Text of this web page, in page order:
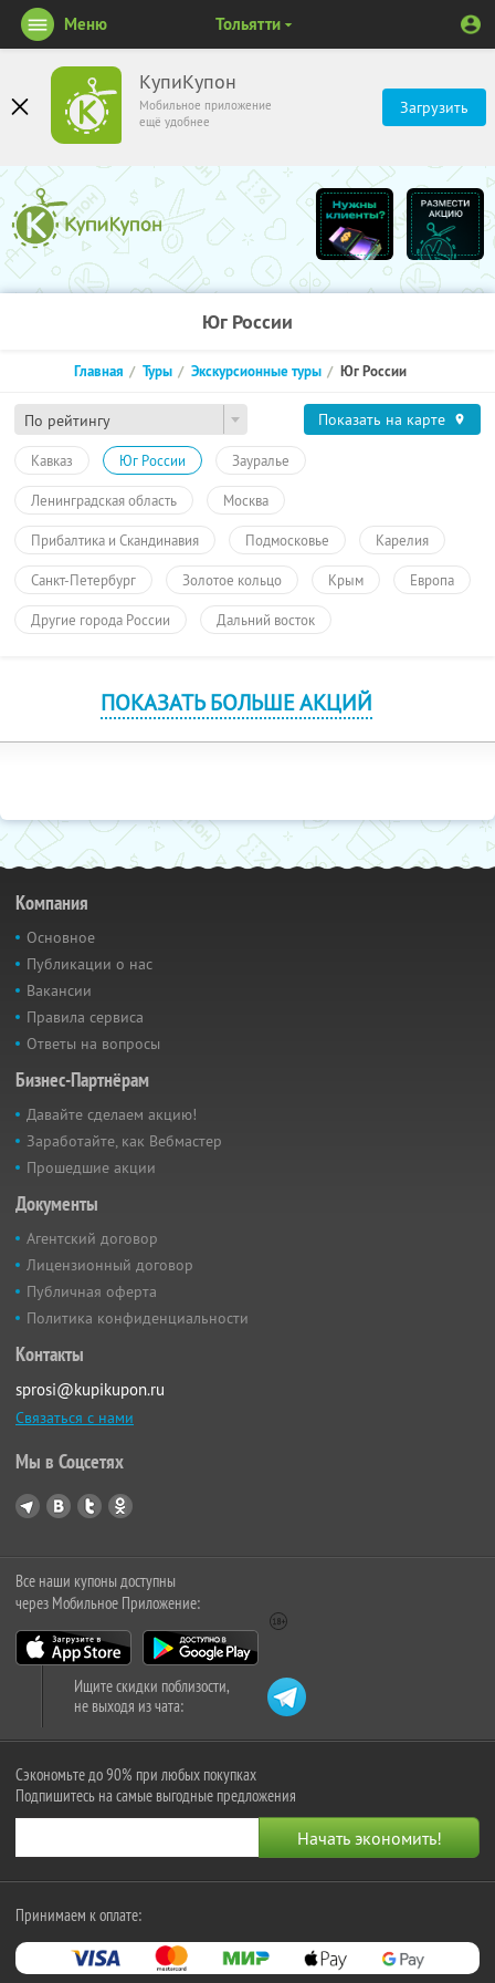
КупиКупон
Мобильное приложение
ещё удобнее
Загрузить
Меню Тольятти
Юг России
По рейтингу
Главная Туры Экскурсионные туры Юг России
Показать на карте
Кавказ Юг России Зауралье
Ленинградская область Москва
Прибалтика и Скандинавия Подмосковье Карелия
Санкт-Петербург Золотое кольцо Крым Европа
Другие города России Дальний восток
ПОКАЗАТЬ БОЛЬШЕ АКЦИЙ
Компания
Основное
Публикации о нас
Вакансии
Правила сервиса
Ответы на вопросы
Бизнес-Партнёрам
Давайте сделаем акцию!
Заработайте, как Вебмастер
Прошедшие акции
Документы
Агентский договор
Лицензионный договор
Публичная оферта
Политика конфиденциальности
Контакты
sprosi@kupikupon.ru
Связаться с нами
Мы в Соцсетях
Все наши купоны доступны
через Мобильное Приложение:
Ищите скидки поблизости,
не выходя из чата:
Сэкономьте до 90% при любых покупках
Подпишитесь на самые выгодные предложения
Принимаем к оплате: